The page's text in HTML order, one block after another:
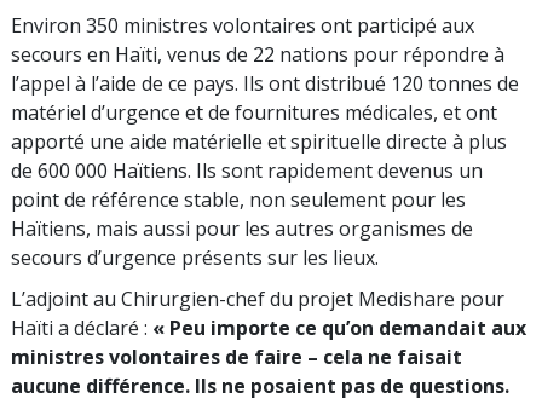
Environ 350 ministres volontaires ont participé aux
secours en Haïti, venus de 22 nations pour répondre à
l’appel à l’aide de ce pays. Ils ont distribué 120 tonnes de
matériel d’urgence et de fournitures médicales, et ont
apporté une aide matérielle et spirituelle directe à plus
de 600 000 Haïtiens. Ils sont rapidement devenus un
point de référence stable, non seulement pour les
Haïtiens, mais aussi pour les autres organismes de
secours d’urgence présents sur les lieux.
L’adjoint au Chirurgien-chef du projet Medishare pour
Haïti a déclaré : « Peu importe ce qu’on demandait aux
ministres volontaires de faire – cela ne faisait
aucune différence. Ils ne posaient pas de questions.